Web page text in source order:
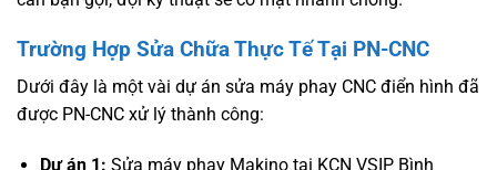
Trường Hợp Sửa Chữa Thực Tế Tại PN-CNC
Dưới đây là một vài dự án sửa máy phay CNC điển hình đã
được PN-CNC xử lý thành công:
Dự án 1: Sửa máy phay Makino tại KCN VSIP Bình